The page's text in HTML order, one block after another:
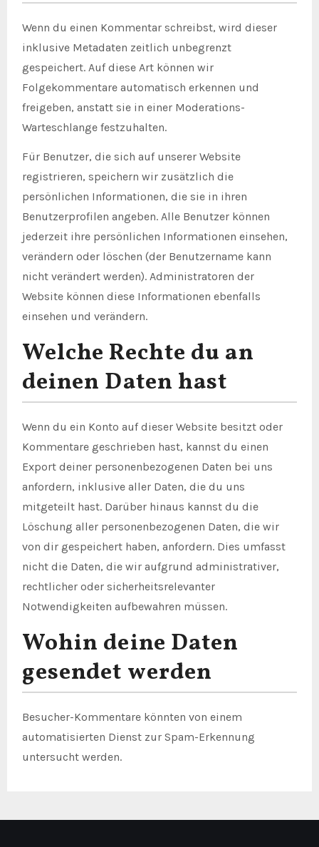
Wenn du einen Kommentar schreibst, wird dieser
inklusive Metadaten zeitlich unbegrenzt
gespeichert. Auf diese Art können wir
Folgekommentare automatisch erkennen und
freigeben, anstatt sie in einer Moderations-
Warteschlange festzuhalten.
Für Benutzer, die sich auf unserer Website
registrieren, speichern wir zusätzlich die
persönlichen Informationen, die sie in ihren
Benutzerprofilen angeben. Alle Benutzer können
jederzeit ihre persönlichen Informationen einsehen,
verändern oder löschen (der Benutzername kann
nicht verändert werden). Administratoren der
Website können diese Informationen ebenfalls
einsehen und verändern.
Welche Rechte du an
deinen Daten hast
Wenn du ein Konto auf dieser Website besitzt oder
Kommentare geschrieben hast, kannst du einen
Export deiner personenbezogenen Daten bei uns
anfordern, inklusive aller Daten, die du uns
mitgeteilt hast. Darüber hinaus kannst du die
Löschung aller personenbezogenen Daten, die wir
von dir gespeichert haben, anfordern. Dies umfasst
nicht die Daten, die wir aufgrund administrativer,
rechtlicher oder sicherheitsrelevanter
Notwendigkeiten aufbewahren müssen.
Wohin deine Daten
gesendet werden
Besucher-Kommentare könnten von einem
automatisierten Dienst zur Spam-Erkennung
untersucht werden.